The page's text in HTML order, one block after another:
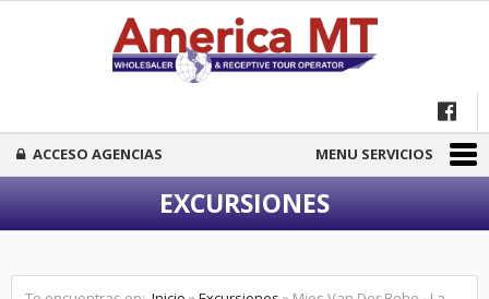
ACCESO AGENCIAS MENU SERVICIOS
EXCURSIONES